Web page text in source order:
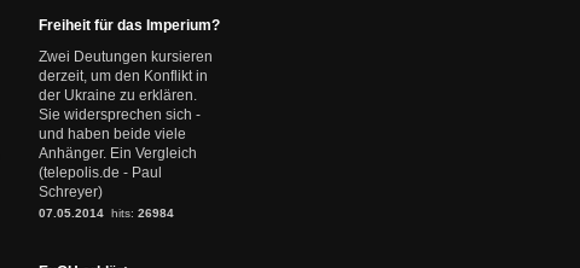
Freiheit für das Imperium?
Zwei Deutungen kursieren
derzeit, um den Konflikt in
der Ukraine zu erklären.
Sie widersprechen sich -
und haben beide viele
Anhänger. Ein Vergleich
(telepolis.de - Paul
Schreyer)
07.05.2014 hits: 26984